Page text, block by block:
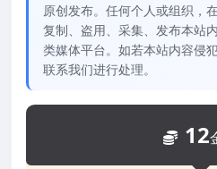
原创发布。任何个人或组织，
复制、盗用、采集、发布本站
类媒体平台。如若本站内容侵
联系我们进行处理。
12